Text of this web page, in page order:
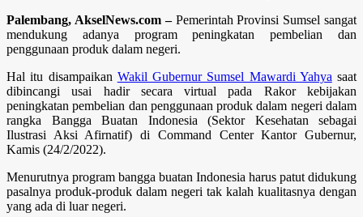
Palembang, AkselNews.com –Pemerintah Provinsi Sumsel sangat
mendukung adanya program peningkatan pembelian dan
penggunaan produk dalam negeri.
Hal itu disampaikan Wakil Gubernur Sumsel Mawardi Yahya saat
dibincangi usai hadir secara virtual pada Rakor kebijakan
peningkatan pembelian dan penggunaan produk dalam negeri dalam
rangka Bangga Buatan Indonesia (Sektor Kesehatan sebagai
Ilustrasi Aksi Afirnatif) di Command Center Kantor Gubernur,
Kamis (24/2/2022).
Menurutnya program bangga buatan Indonesia harus patut didukung
pasalnya produk-produk dalam negeri tak kalah kualitasnya dengan
yang ada di luar negeri.